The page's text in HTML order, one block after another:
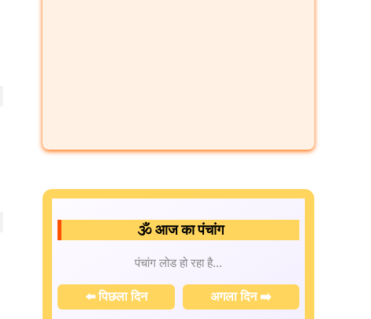
🕉️ आज का पंचांग
पंचांग लोड हो रहा है...
⬅️ पिछला दिन अगला दिन ➡️